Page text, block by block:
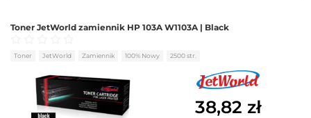
Toner JetWorld zamiennik HP 103A W1103A | Black
Oceniono na 5
Toner JetWorld Zamiennik 100% Nowy 2500 str.
38,82 zł